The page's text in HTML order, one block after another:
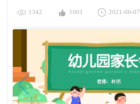
 1342  1001  2021-06-07